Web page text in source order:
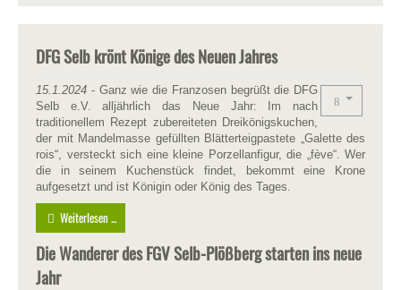
DFG Selb krönt Könige des Neuen Jahres
15.1.2024 - Ganz wie die Franzosen begrüßt die DFG
Selb e.V. alljährlich das Neue Jahr: Im nach
traditionellem Rezept zubereiteten Dreikönigskuchen,
der mit Mandelmasse gefüllten Blätterteigpastete „Galette des
rois“, versteckt sich eine kleine Porzellanfigur, die „fève“. Wer
die in seinem Kuchenstück findet, bekommt eine Krone
aufgesetzt und ist Königin oder König des Tages.
Weiterlesen ...
Die Wanderer des FGV Selb-Plößberg starten ins neue
Jahr